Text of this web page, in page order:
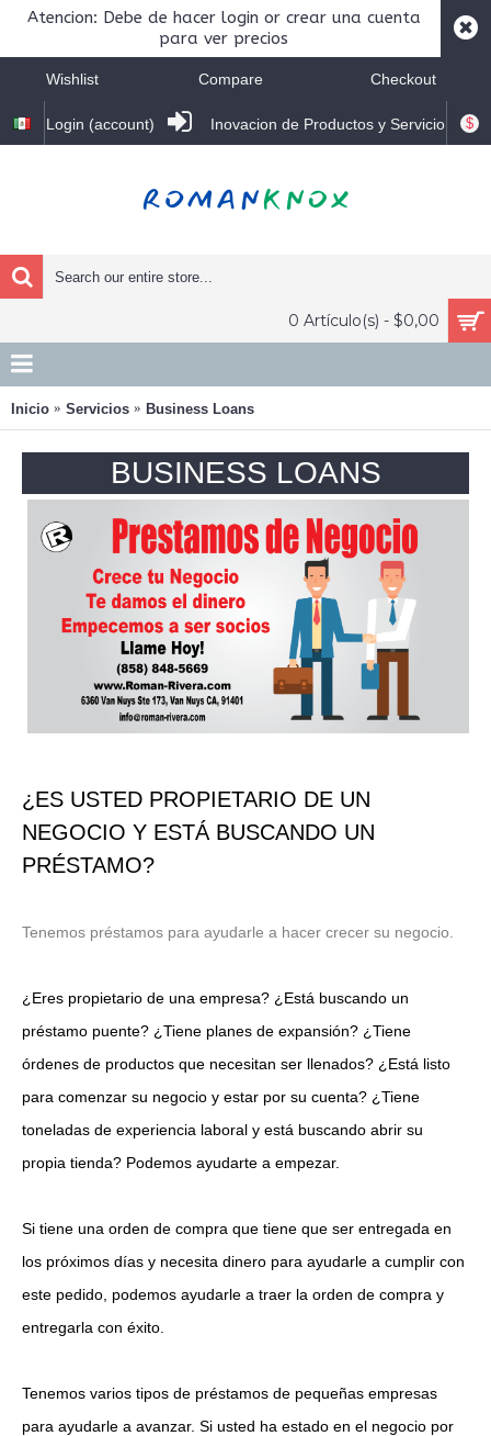
Atencion: Debe de hacer login or crear una cuenta
para ver precios
Wishlist Compare Checkout
$
Login (account) Inovacion de Productos y Servicio
0 Artículo(s) - $0,00
Inicio Servicios Business Loans
BUSINESS LOANS
¿ES USTED PROPIETARIO DE UN
NEGOCIO Y ESTÁ BUSCANDO UN
PRÉSTAMO?
Tenemos préstamos para ayudarle a hacer crecer su negocio.
¿Eres propietario de una empresa? ¿Está buscando un
préstamo puente? ¿Tiene planes de expansión? ¿Tiene
órdenes de productos que necesitan ser llenados? ¿Está listo
para comenzar su negocio y estar por su cuenta? ¿Tiene
toneladas de experiencia laboral y está buscando abrir su
propia tienda? Podemos ayudarte a empezar.
Si tiene una orden de compra que tiene que ser entregada en
los próximos días y necesita dinero para ayudarle a cumplir con
este pedido, podemos ayudarle a traer la orden de compra y
entregarla con éxito.
Tenemos varios tipos de préstamos de pequeñas empresas
para ayudarle a avanzar. Si usted ha estado en el negocio por